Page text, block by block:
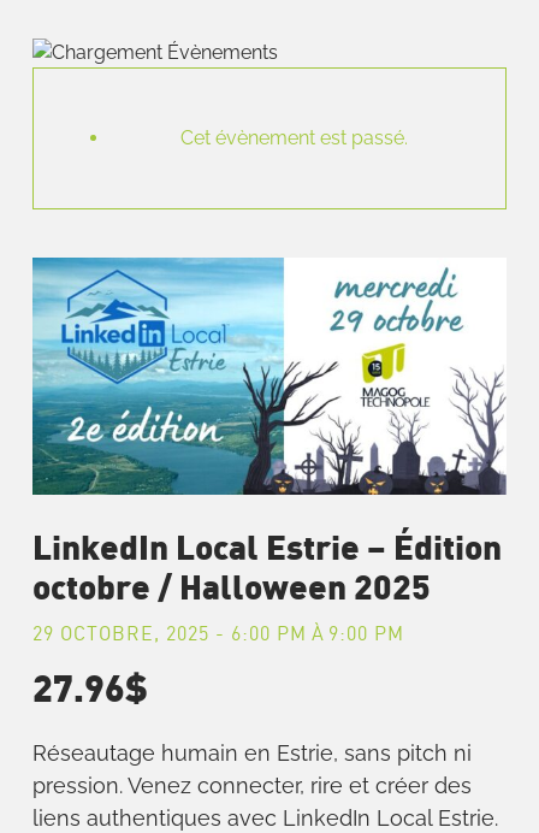
Cet évènement est passé.
LinkedIn Local Estrie – Édition
octobre / Halloween 2025
29 OCTOBRE, 2025 - 6:00 PM À 9:00 PM
27.96$
Réseautage humain en Estrie, sans pitch ni
pression. Venez connecter, rire et créer des
liens authentiques avec LinkedIn Local Estrie.